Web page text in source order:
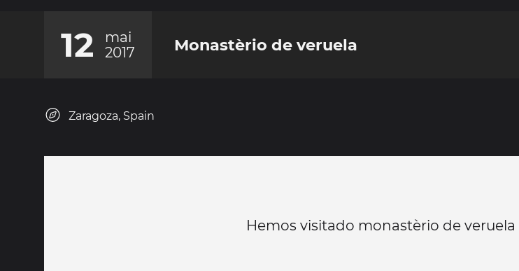
12
mai
2017
Monastèrio de veruela
Zaragoza, Spain
Hemos visitado monastèrio de veruela